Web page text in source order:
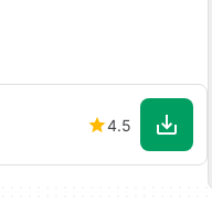
4.5